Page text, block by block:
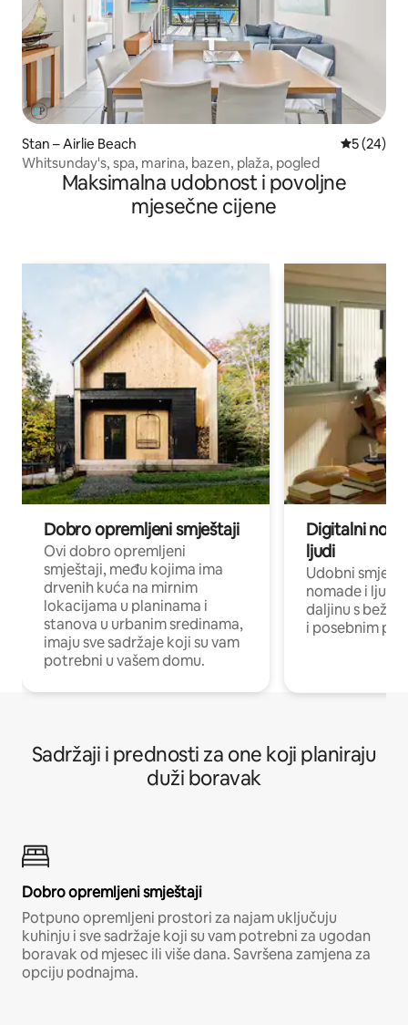
Stan – Airlie Beach Prosječna
5 (24)
Whitsunday's, spa, marina, bazen, plaža, pogled
Maksimalna udobnost i povoljne
mjesečne cijene
Dobro opremljeni smještaji
Ovi dobro opremljeni
smještaji, među kojima ima
drvenih kuća na mirnim
lokacijama u planinama i
stanova u urbanim sredinama,
imaju sve sadržaje koji su vam
potrebni u vašem domu.
Digitalni
ljudi
Udobni
nomade i ljude
daljinu s
i posebnim
Sadržaji i prednosti za one koji planiraju
duži boravak
Dobro opremljeni smještaji
Potpuno opremljeni prostori za najam uključuju
kuhinju i sve sadržaje koji su vam potrebni za ugodan
boravak od mjesec ili više dana. Savršena zamjena za
opciju podnajma.